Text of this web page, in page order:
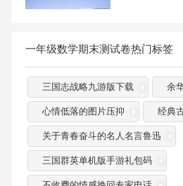
一年级数学期末测试卷热门标签
三国志战略九游版下载 余
心情低落的图片压抑 经典
关于青春奋斗的名人名言鲁迅
三国群英单机版手游礼包码